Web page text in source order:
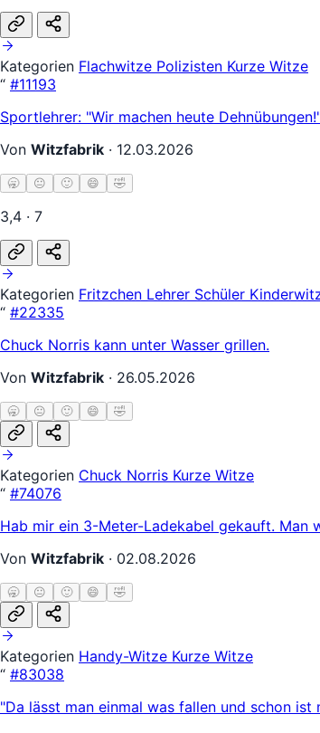
Kategorien Flachwitze Polizisten Kurze Witze
“ #11193
Sportlehrer: "Wir machen heute
Von Witzfabrik · 12.03.2026
🥱 😐 🙂 😄 🤣
3,4 · 7
Kategorien Fritzchen Lehrer Schüler
“ #22335
Chuck Norris kann unter Wasser grillen.
Von Witzfabrik · 26.05.2026
🥱 😐 🙂 😄 🤣
Kategorien Chuck Norris Kurze Witze
“ #74076
Hab mir ein 3-Meter-Ladekabel gekauft. Man
Von Witzfabrik · 02.08.2026
🥱 😐 🙂 😄 🤣
Kategorien Handy-Witze Kurze Witze
“ #83038
"Da lässt man einmal was fallen und schon ist